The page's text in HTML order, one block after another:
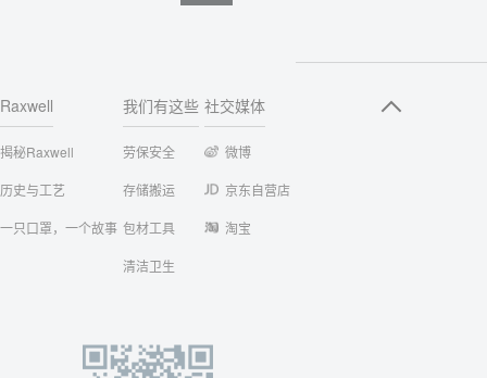
Raxwell
揭秘Raxwell
历史与工艺
一只口罩，一个故事
我们有这些
劳保安全
存储搬运
包材工具
清洁卫生
社交媒体
微博
京东自营店
淘宝